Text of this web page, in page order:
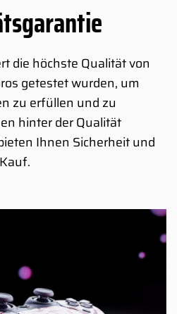
die höchste Qualität von
getestet wurden, um
zu erfüllen und zu
hinter der Qualität
Ihnen Sicherheit und